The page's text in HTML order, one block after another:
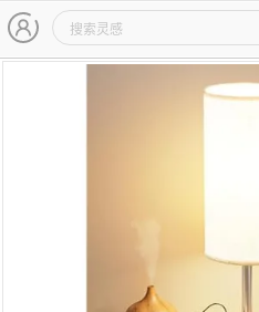
主导航